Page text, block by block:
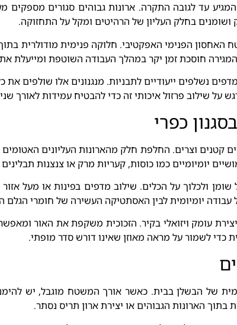
עד לגובה התקרה. ארונות גבוהים סגורים מספקים
בחלק העליון של הרהיטים ומקל על התחזוקה.
הפנימי האפקטיבי. חלוקה פנימית מודולרית
חוסכת זמן יקר במהלך העבודה השוטפת ומייעלת
נשלפים ייעודיים לתבניות. מנגנונים אלו שולפים
פרזול איכותי זה כדי להבטיח עמידות לאורך
כפרי
קטנים וצרים. החלפת חלק מהארונות העליונים
יומיומיים כמו כוסות, קעריות מרק או צנצנות
ולכלוך על הכלים. שילוב מדפים בפינות או מעל
יומיומית לבין האסתטיקה העשירה של חומרי הגלם
עומק ויזואלי בקיר. הזכוכית משקפת את האור
כדי לשמור על מראה מאוזן שאינו דורש סדר מופתי.
של הבשלן בבית. כאשר אורך המשטח מוגבל, יש
בתוך הארונות הגבוהים או יצירת ארון תריס נסתר.